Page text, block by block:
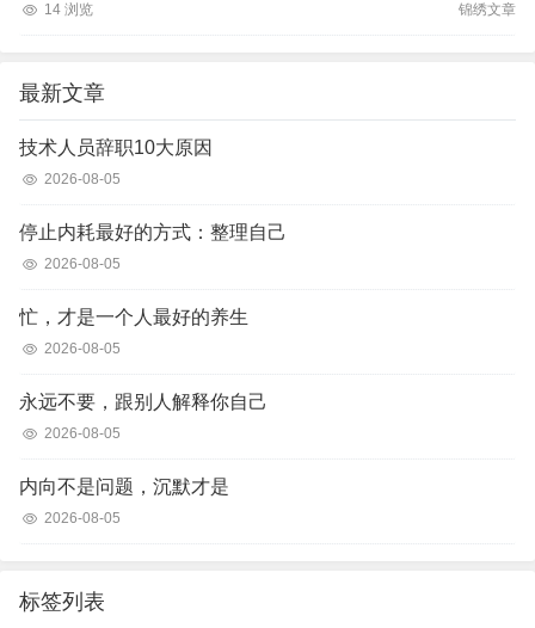
14 浏览 锦绣文章
最新文章
技术人员辞职10大原因
2026-08-05
停止内耗最好的方式：整理自己
2026-08-05
忙，才是一个人最好的养生
2026-08-05
永远不要，跟别人解释你自己
2026-08-05
内向不是问题，沉默才是
2026-08-05
标签列表